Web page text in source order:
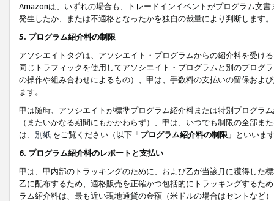
Amazonは、いずれの場合も、トレードインイベントがプログラム文
発生したか、または不適格となったかを独自の裁量により判断します。
5. プログラム紹介料の制限
アソシエイトタグは、アソシエイト・プログラムからの紹介料を受け
同じトラフィックを使用してアソシエイト・プログラムと別のプログ
の操作や組み合わせによるもの）、甲は、手数料の支払いの留保およ
ます。
甲は随時、アソシエイトが標準プログラム紹介料または特別プログラ
（またいかなる期間にもかかわらず）、甲は、いつでも制限の全部
は、 別紙 をご覧ください（以下「プログラム紹介料の制限 」といいま
6. プログラム紹介料のレポートと支払い
甲は、甲内部のトラッキングのために、および乙が当該月に獲得した
乙に配布するため、適格販売を正確かつ包括的にトラッキングするた
ラム紹介料は、最も近い現地通貨の金額（米ドルの場合はセントなど